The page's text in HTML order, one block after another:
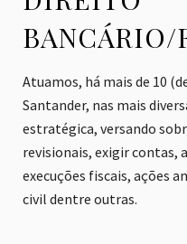
BANCÁRIO/
Atuamos, há mais de 10
Santander, nas mais
estratégica, versando
revisionais, exigir
execuções fiscais, ações
civil dentre outras.